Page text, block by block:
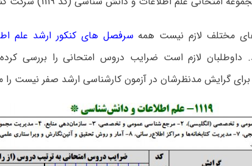
مختلف لازم نیست همه سرفصل های کنکور ارشد علم
داوطلبان لازم است ضرایب دروس امتحانی را بررسی
گرایش مدنظرشان در آزمون کارشناسی ارشد صفر نیست را